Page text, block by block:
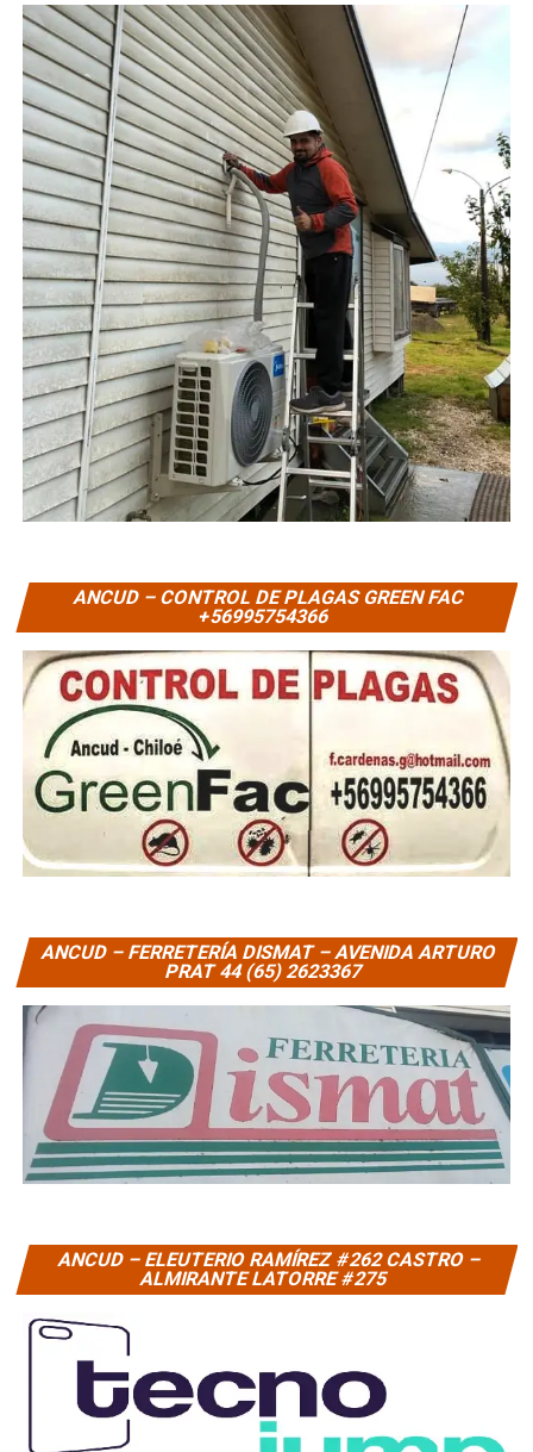
ANCUD – CONTROL DE PLAGAS GREEN FAC
+56995754366
ANCUD – FERRETERÍA DISMAT – AVENIDA ARTURO
PRAT 44 (65) 2623367
ANCUD – ELEUTERIO RAMÍREZ #262 CASTRO –
ALMIRANTE LATORRE #275